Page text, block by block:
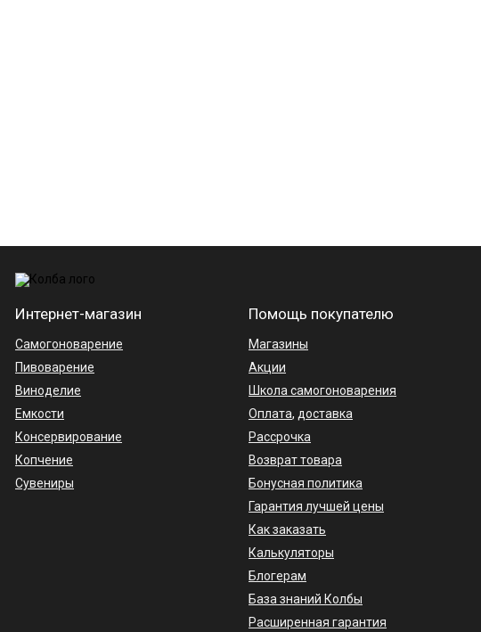
Интернет-магазин
Самогоноварение
Пивоварение
Виноделие
Емкости
Консервирование
Копчение
Сувениры
Помощь покупателю
Магазины
Акции
Школа самогоноварения
Оплата, доставка
Рассрочка
Возврат товара
Бонусная политика
Гарантия лучшей цены
Как заказать
Калькуляторы
Блогерам
База знаний Колбы
Расширенная гарантия